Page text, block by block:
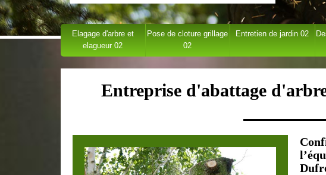
Elagage d'arbre et
elagueur 02
Pose de cloture grillage
02
Entretien de jardin 02
Entreprise d'abattage